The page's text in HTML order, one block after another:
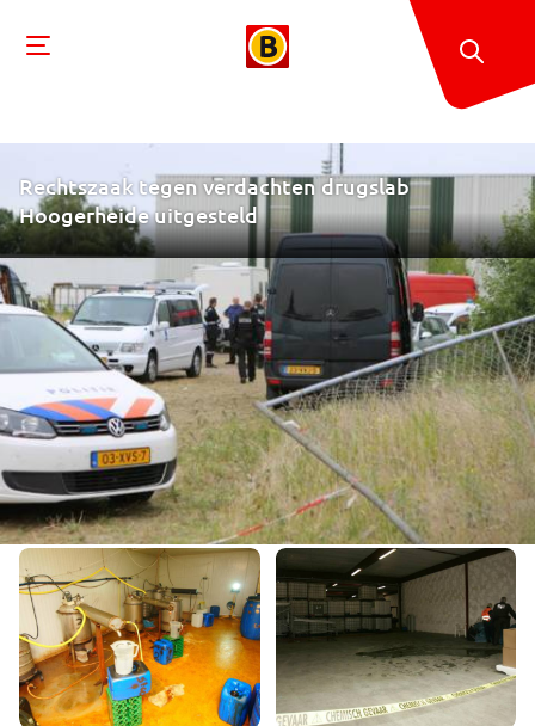
Rechtszaak tegen verdachten drugslab
Hoogerheide uitgesteld